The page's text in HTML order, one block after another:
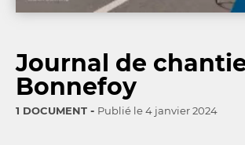
Journal de
Bonnefoy
1 DOCUMENT Publié le4 janvier 2024